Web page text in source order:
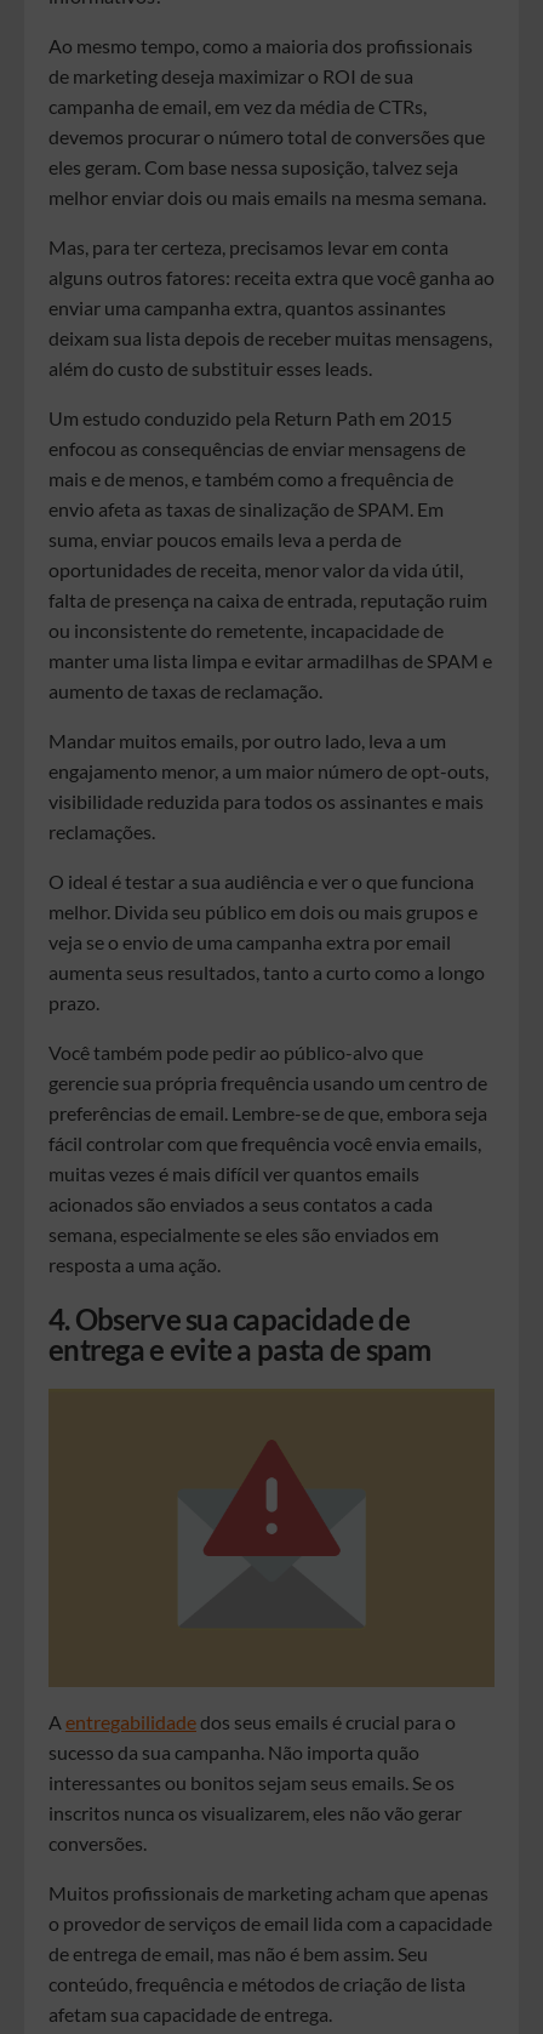
Ao mesmo tempo, como a maioria dos profissionais
de marketing deseja maximizar o ROI de sua
campanha de email, em vez da média de CTRs,
devemos procurar o número total de conversões que
eles geram. Com base nessa suposição, talvez seja
melhor enviar dois ou mais emails na mesma semana.
Mas, para ter certeza, precisamos levar em conta
alguns outros fatores: receita extra que você ganha ao
enviar uma campanha extra, quantos assinantes
deixam sua lista depois de receber muitas mensagens,
além do custo de substituir esses leads.
Um estudo conduzido pela Return Path em 2015
enfocou as consequências de enviar mensagens de
mais e de menos, e também como a frequência de
envio afeta as taxas de sinalização de SPAM. Em
suma, enviar poucos emails leva a perda de
oportunidades de receita, menor valor da vida útil,
falta de presença na caixa de entrada, reputação ruim
ou inconsistente do remetente, incapacidade de
manter uma lista limpa e evitar armadilhas de SPAM e
aumento de taxas de reclamação.
Mandar muitos emails, por outro lado, leva a um
engajamento menor, a um maior número de opt-outs,
visibilidade reduzida para todos os assinantes e mais
reclamações.
O ideal é testar a sua audiência e ver o que funciona
melhor. Divida seu público em dois ou mais grupos e
veja se o envio de uma campanha extra por email
aumenta seus resultados, tanto a curto como a longo
prazo.
Você também pode pedir ao público-alvo que
gerencie sua própria frequência usando um centro de
preferências de email. Lembre-se de que, embora seja
fácil controlar com que frequência você envia emails,
muitas vezes é mais difícil ver quantos emails
acionados são enviados a seus contatos a cada
semana, especialmente se eles são enviados em
resposta a uma ação.
4. Observe sua capacidade de
entrega e evite a pasta de spam
A entregabilidade dos seus emails é crucial para o
sucesso da sua campanha. Não importa quão
interessantes ou bonitos sejam seus emails. Se os
inscritos nunca os visualizarem, eles não vão gerar
conversões.
Muitos profissionais de marketing acham que apenas
o provedor de serviços de email lida com a capacidade
de entrega de email, mas não é bem assim. Seu
conteúdo, frequência e métodos de criação de lista
afetam sua capacidade de entrega.